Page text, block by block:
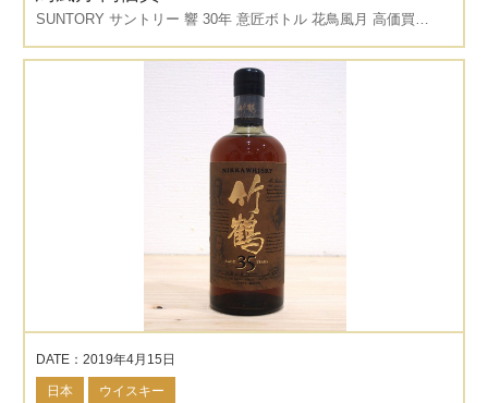
SUNTORY サントリー 響 30年 意匠ボトル 花鳥風月 高価買…
DATE：2019年4月15日
日本 ウイスキー